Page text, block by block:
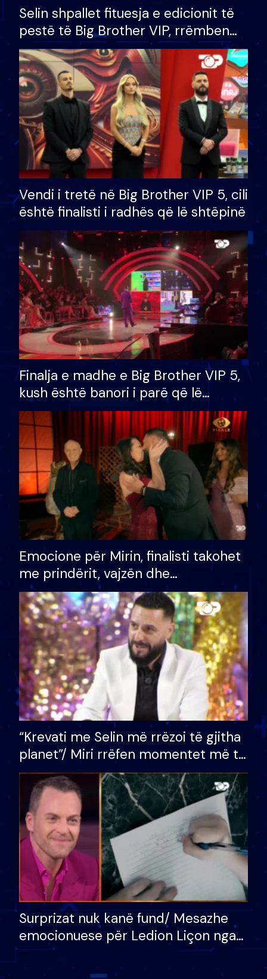
Selin shpallet fituesja e edicionit të
pestë të Big Brother VIP, rrëmben
çmimin e madh prej 100 mijë eurosh
Vendi i tretë në Big Brother VIP 5, cili
është finalisti i radhës që lë shtëpinë
Finalja e madhe e Big Brother VIP 5,
kush është banori i parë që lë
shtëpinë dhe humb mundësinë për
të fituar çmimin e madh
Emocione për Mirin, finalisti takohet
me prindërit, vajzën dhe
bashkëshorten: S’kemi ndonjë letër
divorci apo jo?
“Krevati me Selin më rrëzoi të gjitha
planet”/ Miri rrëfen momentet më të
bukura në shtëpinë e BB VIP: Do më
mungojë zilja e mëngjesit kur…
Surprizat nuk kanë fund/ Mesazhe
emocionuese për Ledion Liçon nga
nëna dhe fëmijët e tij, moderatori
nuk i mban dot lotët: Nuk meritoj…